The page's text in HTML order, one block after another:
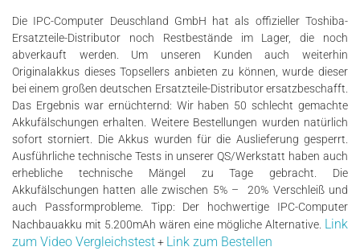
Die IPC-Computer Deuschland GmbH hat als offizieller Toshiba-
Ersatzteile-Distributor noch Restbestände im Lager, die noch
abverkauft werden. Um unseren Kunden auch weiterhin
Originalakkus dieses Topsellers anbieten zu können, wurde dieser
bei einem großen deutschen Ersatzteile-Distributor ersatzbeschafft.
Das Ergebnis war ernüchternd: Wir haben 50 schlecht gemachte
Akkufälschungen erhalten. Weitere Bestellungen wurden natürlich
sofort storniert. Die Akkus wurden für die Auslieferung gesperrt.
Ausführliche technische Tests in unserer QS/Werkstatt haben auch
erhebliche technische Mängel zu Tage gebracht. Die
Akkufälschungen hatten alle zwischen 5% – 20% Verschleiß und
auch Passformprobleme. Tipp: Der hochwertige IPC-Computer
Nachbauakku mit 5.200mAh wären eine mögliche Alternative. Link
zum Video Vergleichstest+ Link zum Bestellen